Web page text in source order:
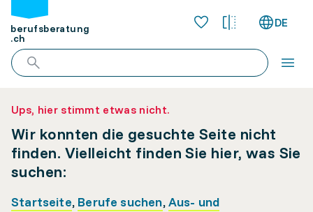
berufsberatung
.ch
DE
Ups, hier stimmt etwas nicht.
Wir konnten die gesuchte Seite nicht
finden. Vielleicht finden Sie hier, was Sie
suchen:
Startseite, Berufe suchen,Aus- und